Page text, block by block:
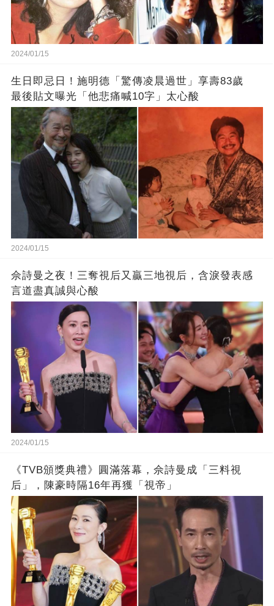
2024/01/15
生日即忌日！施明德「驚傳凌晨過世」享壽83歲
最後貼文曝光「他悲痛喊10字」太心酸
2024/01/15
佘詩曼之夜！三奪視后又贏三地視后，含淚發表感
言道盡真誠與心酸
2024/01/15
《TVB頒獎典禮》圓滿落幕，佘詩曼成「三料視
后」，陳豪時隔16年再獲「視帝」